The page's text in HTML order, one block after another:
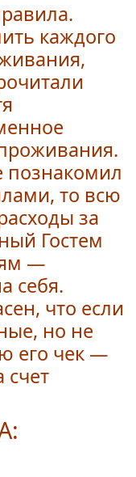
каждого
познакомил
то всю
за
Гостем
—
себя.
что если
но не
его чек —
счет